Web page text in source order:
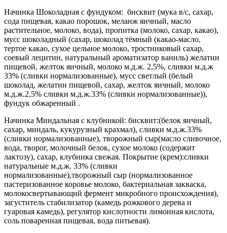
Начинка Шоколадная с фундуком: бисквит (мука в/с, сахар,
сода пищевая, какао порошок, меланж яичный, масло
растительное, молоко, вода), пропитка (молоко, сахар, какао),
мусс шоколадный (сахар, шоколад тёмный (какао-масло,
тертое какао, сухое цельное молоко, тростниковый сахар,
соевый лецитин, натуральный ароматизатор ваниль) желатин
пищевой, желток яичный, молоко м.д.ж. 2,5%, сливки м.д.ж
33% (сливки нормализованные), мусс светлый (белый
шоколад, желатин пищевой, сахар, желток яичный, молоко
м.д.ж.2,5% сливки м.д.ж.33% (сливки нормализованные)),
фундук обжаренный .
Начинка Миндальная с клубникой: бисквит:(белок яичный,
сахар, миндаль, кукурузный крахмал), сливки м.д.ж.33%
(сливки нормализованные), творожный сыр(масло сливочное,
вода, творог, молочный белок, сухое молоко (содержит
лактозу), сахар, клубника свежая. Покрытие (крем):сливки
натуральные м.д.ж. 33% (сливки
нормализованные),творожный сыр (нормализованное
пастеризованное коровье молоко, бактериальная закваска,
молокосвертывающий фермент микробного происхождения),
загуститель стабилизатор (камедь рожкового дерева и
гуаровая камедь), регулятор кислотности лимонная кислота,
соль поваренная пищевая, вода питьевая).